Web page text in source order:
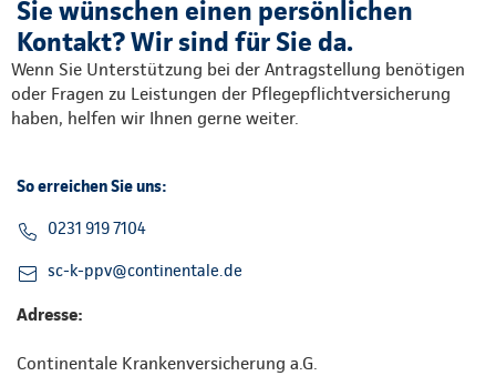
Sie wünschen einen persönlichen
Kontakt? Wir sind für Sie da.
Wenn Sie Unterstützung bei der Antragstellung benötigen
oder Fragen zu Leistungen der Pflegepflichtversicherung
haben, helfen wir Ihnen gerne weiter.
So erreichen Sie uns:
0231 919 7104
sc-k-ppv@continentale.de
Adresse:
Continentale Krankenversicherung a.G.